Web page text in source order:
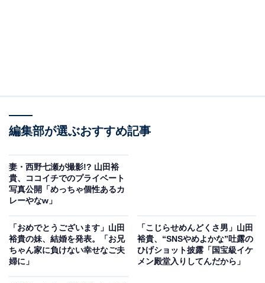
編集部が選ぶおすすめ記事
妻・西野七瀬が撮影!? 山田裕
貴、ココイチでのプライベート
写真公開「めっちゃ個性あるカ
レーやなw」
「おめでとうございます」山田
裕貴の妹、結婚を発表。「お兄
ちゃん家に負けない幸せなご夫
婦に」
「こじらせめんどくさ男」山田
裕貴、“SNSやめよかな”吐露の
ひげショット披露「国宝級イケ
メン殿堂入りしてんだから」